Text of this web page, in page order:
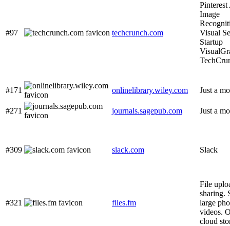
#97 techcrunch.com
Image
Visual
Startup
#171 onlinelibrary.wiley.com Just a
#271 journals.sagepub.com Just a
#309 slack.com Slack
#321 files.fm
File
sharing.
large
videos.
cloud